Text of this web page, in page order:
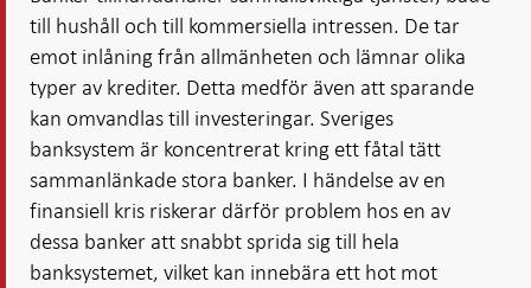
till hushåll och till kommersiella intressen. De tar
emot inlåning från allmänheten och lämnar olika
typer av krediter. Detta medför även att sparande
kan omvandlas till investeringar. Sveriges
banksystem är koncentrerat kring ett fåtal tätt
sammanlänkade stora banker. I händelse av en
finansiell kris riskerar därför problem hos en av
dessa banker att snabbt sprida sig till hela
banksystemet, vilket kan innebära ett hot mot